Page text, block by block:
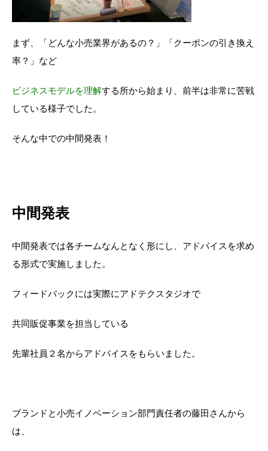
まず、「どんな小売業界があるの？」「クーポンの引き換え
率？」など
ビジネスモデルを理解する所から始まり、前半は非常に苦戦
している様子でした。
そんな中での中間発表！
中間発表
中間発表では各チームなんとなく形にし、アドバイスを求め
る形式で実施しました。
フィードバックには実際にアドテクスタジオで
共同販促事業を担当している
先輩社員２名からアドバイスをもらいました。
ブランドと小売イノベーション部門責任者の藤田さんから
は、